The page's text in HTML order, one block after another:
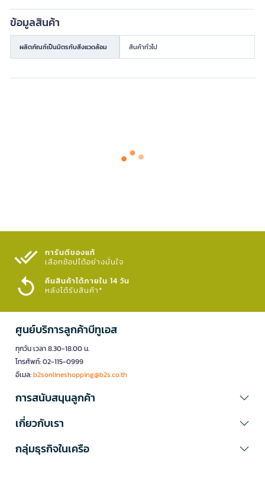
ข้อมูลสินค้า
ผลิตภัณฑ์เป็นมิตรกับสิ่งแวดล้อม สินค้าทั่วไป
การันตีของแท้
เลือกช้อปได้อย่างมั่นใจ​
คืนสินค้าได้ภายใน 14 วัน
หลังได้รับสินค้า*
ศูนย์บริการลูกค้าบีทูเอส
ทุกวัน เวลา 8.30-18.00 น.
โทรศัพท์: 02-115-0999
อีเมล:b2sonlineshopping@b2s.co.th
การสนับสนุนลูกค้า
เกี่ยวกับเรา
กลุ่มธุรกิจในเครือ